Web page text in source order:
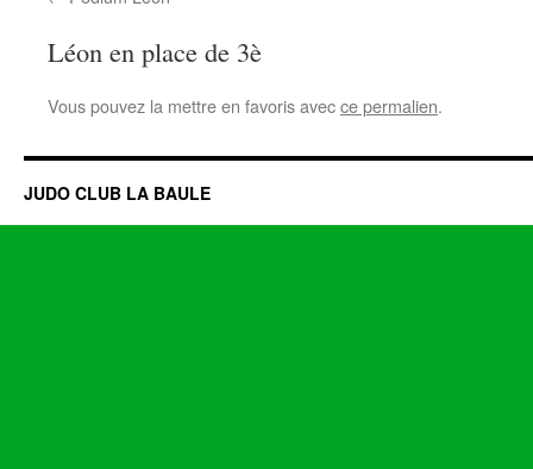
Léon en place de 3è
Vous pouvez la mettre en favoris avecce permalien.
JUDO CLUB LA BAULE